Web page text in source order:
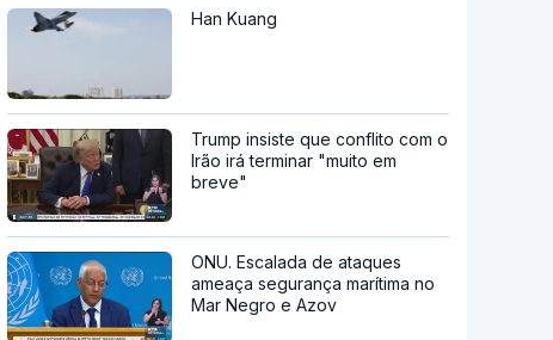
Han Kuang
Trump insiste que conflito com o
Irão irá terminar "muito em
breve"
ONU. Escalada de ataques
ameaça segurança marítima no
Mar Negro e Azov